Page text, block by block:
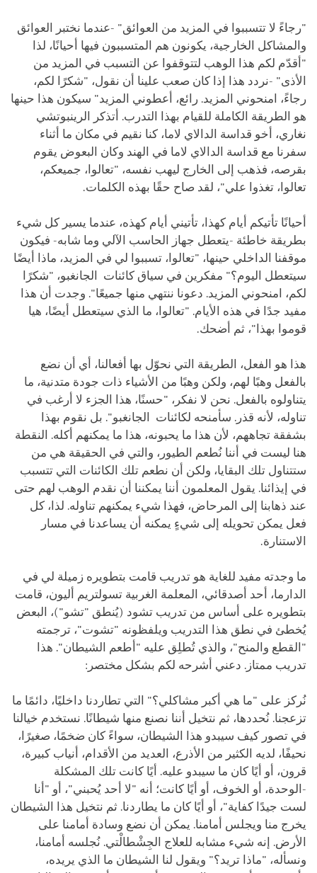
"رجاءً لا تتسببوا في المزيد من العوائق" -عندما نختبر العوائق
والمشاكل الخارجية، يكونون هم المتسببون فيها أحيانًا، لذا
"أقدّم لكم هذا الوهب لتتوقفوا عن التسبب في المزيد من
الأذى" -نردد هذا إذا كان صعب علينا أن نقول، "شكرًا لكم،
رجاءً، امنحوني المزيد. رائع، أعطوني المزيد" سيكون هذا حينها
هو الطريقة الكاملة للقيام بهذا التدرب. أتذكر الرينبوتشي
نغاري، أخو قداسة الدالاي لاما، كنا نقيم في مكان ما أثناء
سفرنا مع قداسة الدالاي لاما في الهند وكان البعوض يقوم
بقرصه، فذهب إلى الخارج ليهب نفسه، "تعالوا، جميعكم،
تعالوا، تغذوا علي"، لقد صاح حقًا بهذه الكلمات.
أحيانًا تأتيكم أيام كهذا، تأتيني أيام كهذه، عندما يسير كل شيء
بطريقة خاطئة -يتعطل جهاز الحاسب الآلي وما شابه- فيكون
موقفنا الداخلي حينها، "تعالوا، تسببوا لي في المزيد، ماذا أيضًا
سيتعطل اليوم؟" مفكرين في سياق كائنات الجانغبو، "شكرًا
لكم، امنحوني المزيد. دعونا ننتهي منها جميعًا". وجدت أن هذا
مفيد جدًا في هذه الأيام. "تعالوا، ما الذي سيتعطل أيضًا، هيا
قوموا بهذا"، ثم أضحك.
هذا هو الفعل، الطريقة التي نحوّل بها أفعالنا، أي أن نضع
بالفعل وهبًا لهم، ولكن وهبًا من الأشياء ذات جودة متدنية، ما
يتناولوه بالفعل. نحن لا نفكر، "حسنًا، هذا الجزء لا أرغب في
تناوله، لأنه قذر. سأمنحه لكائنات الجانغبو". بل نقوم بهذا
بشفقة تجاههم، لأن هذا ما يحبونه، هذا ما يمكنهم أكله. النقطة
هنا ليست في أننا نُطعم الطيور، والتي في الحقيقة هي من
ستتناول تلك البقايا، ولكن أن نطعم تلك الكائنات التي تتسبب
في إيذائنا. يقول المعلمون أننا يمكننا أن نقدم الوهب لهم حتى
عند ذهابنا إلى المرحاض، فهذا شيء يمكنهم تناوله. لذا، كل
فعل يمكن تحويله إلى شيءٍ يمكنه أن يساعدنا في مسار
الاستنارة.
ما وجدته مفيد للغاية هو تدريب قامت بتطويره زميلة لي في
الدارما، أحد أصدقائي، المعلمة الغربية تسولتريم أليون، قامت
بتطويره على أساس من تدريب تشود (يُنطق "تشو")، البعض
يُخطئ في نطق هذا التدريب ويلفظونه "تشوت"، ترجمته
"القطع والمنح"، والذي تُطلِق عليه "أطعم الشيطان". هذا
تدريب ممتاز. دعني أشرحه لكم بشكل مختصر:
نُركز على "ما هي أكبر مشاكلي؟" التي تطاردنا داخليًا، دائمًا ما
تزعجنا. نُحددها، ثم نتخيل أننا نصنع منها شيطانًا. نستخدم خيالنا
في تصور كيف سيبدو هذا الشيطان، سواءً كان ضخمًا، صغيرًا،
نحيفًا، لديه الكثير من الأذرع، العديد من الأقدام، أنياب كبيرة،
قرون، أو أيًا كان ما سيبدو عليه. أيًا كانت تلك المشكلة
-الوحدة، أو الخوف، أو أيًا كانت؛ أنه "لا أحد يُحبني"، أو "أنا
لست جيدًا كفاية"، أو أيًا كان ما يطاردنا. ثم نتخيل هذا الشيطان
يخرج منا ويجلس أمامنا. يمكن أن نضع وسادة أمامنا على
الأرض. إنه شيء مشابه للعلاج الجِشْطالْتي. نُجلسه أمامنا،
ونسأله، "ماذا تريد؟" ويقول لنا الشيطان ما الذي يريده،